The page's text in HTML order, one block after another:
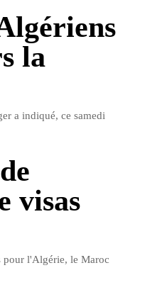
la
a indiqué, ce samedi
visas
pour l'Algérie, le Maroc